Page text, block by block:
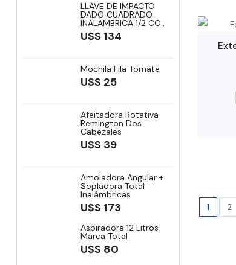
LLAVE DE IMPACTO
DADO CUADRADO
INALAMBRICA 1/2 CO..
U$S 134
Mochila Fila Tomate
U$S 25
Afeitadora Rotativa
Remington Dos
Cabezales
U$S 39
Amoladora Angular +
Sopladora Total
Inalámbricas
U$S 173
Aspiradora 12 Litros
Marca Total
U$S 80
1 2